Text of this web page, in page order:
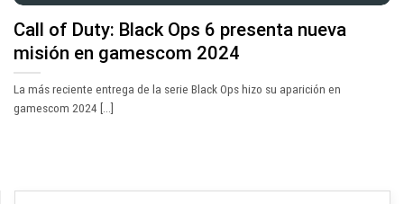
Call of Duty: Black Ops 6 presenta nueva
misión en gamescom 2024
La más reciente entrega de la serie Black Ops hizo su aparición en
gamescom 2024 [...]